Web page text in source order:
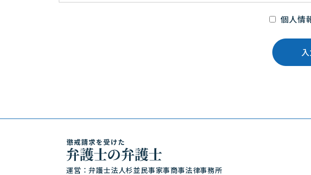
個人情報は、本人の同意を得た範囲内で利用、提供します。
法令及びその他の規範について
当法人は、個人情報の保護に関係する日本の法令及びその他の
個人情
運営：弁護士法人杉並民事家事商事法律事務所